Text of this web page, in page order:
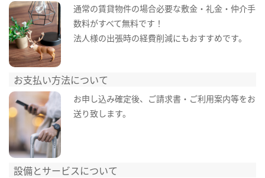
通常の賃貸物件の場合必要な敷金・礼金・仲介手
数料がすべて無料です！
法人様の出張時の経費削減にもおすすめです。
お支払い方法について
お申し込み確定後、ご請求書・ご利用案内等をお
送り致します。
設備とサービスについて